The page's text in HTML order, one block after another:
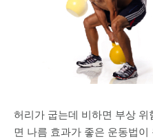
허리가 굽는데 비하면 부상
면 나름 효과가 좋은 운동법